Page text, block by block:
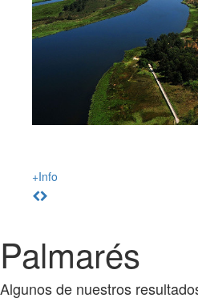
+Info
Palmarés
Algunos de nuestros